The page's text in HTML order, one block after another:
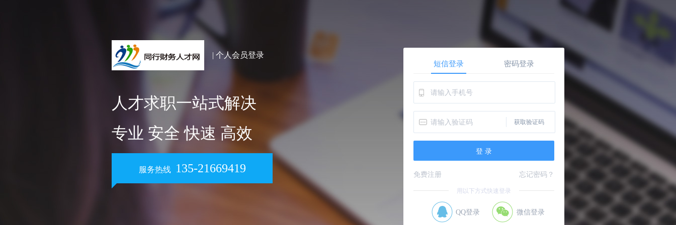
| 个人会员登录
人才求职一站式解决
专业 安全 快速 高效
服务热线 135-21669419
短信登录 密码登录
免费注册 忘记密码？
用以下方式快速登录
QQ登录 微信登录